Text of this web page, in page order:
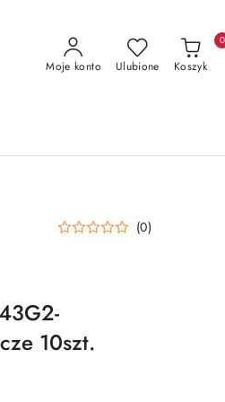
Moje konto Ulubione Koszyk
0
(0)
10szt.